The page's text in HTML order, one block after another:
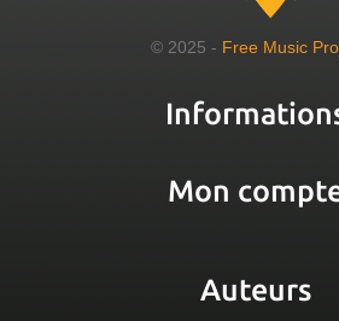
© 2025 - Free Music
Mon
Auteurs